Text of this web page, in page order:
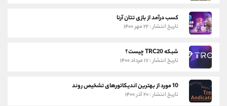
کسب درآمد از بازی تتان آرنا
تاریخ انتشار : ۲۲ مهر ۱۴۰۰
شبکه TRC20 چیست؟
تاریخ انتشار : ۱۷ مرداد ۱۴۰۰
10 مورد از بهترین اندیکاتورهای تشخیص روند
تاریخ انتشار : ۲۰ آذر ۱۴۰۰